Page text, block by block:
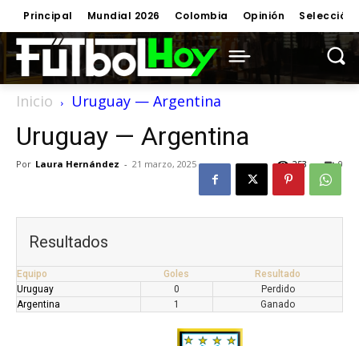
Principal Mundial 2026 Colombia Opinión Selección
Inicio Uruguay — Argentina
Uruguay — Argentina
Por Laura Hernández - 21 marzo, 2025 0
253
Resultados
Equipo Goles
Resultado
Uruguay
0
Perdido
Argentina
1 Ganado